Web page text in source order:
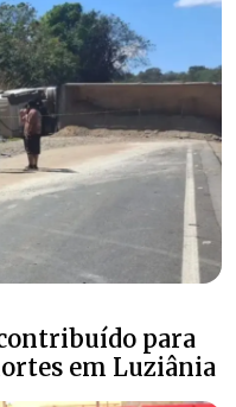
para
em Luziânia